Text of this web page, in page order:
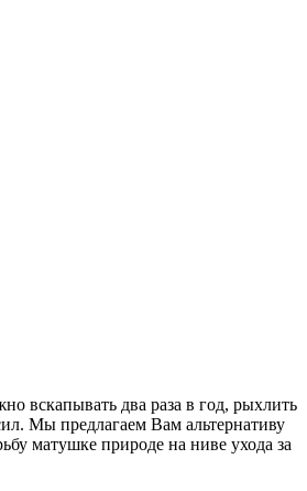
вскапывать два раза в год, рыхлить
Мы предлагаем Вам альтернативу
матушке природе на ниве ухода за